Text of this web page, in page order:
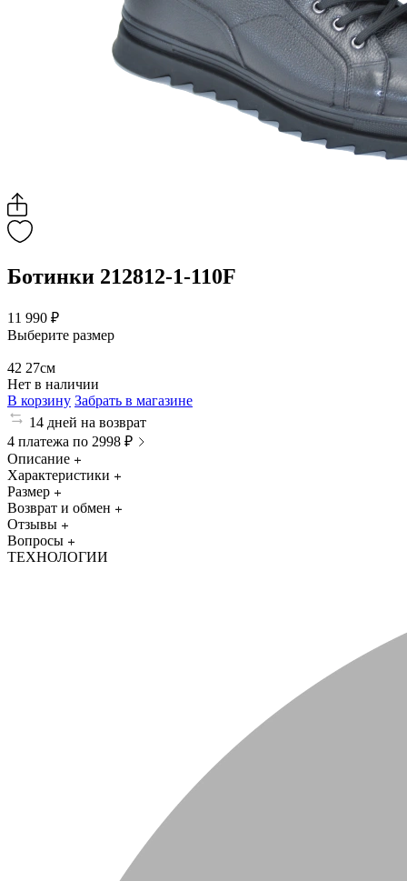
Ботинки 212812-1-110F
11 990 ₽
Выберите размер
42 27см
Нет в наличии
В корзину Забрать в магазине
14 дней на возврат
4 платежа по 2998 ₽
Описание
Характеристики
Размер
Возврат и обмен
Отзывы
Вопросы
ТЕХНОЛОГИИ